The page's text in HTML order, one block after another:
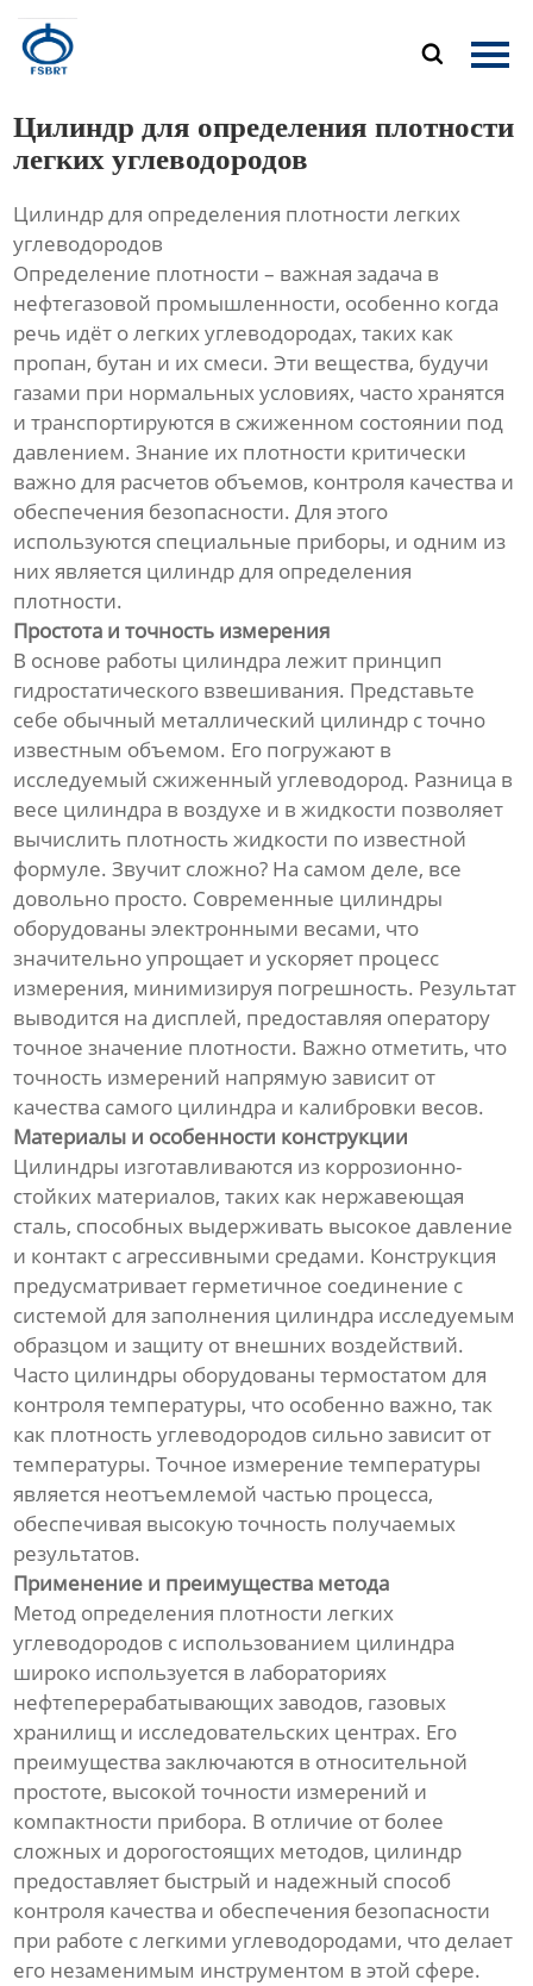

Главная
Новости
Контакты
Цилиндр для определения плотности
легких углеводородов
Цилиндр для определения плотности легких
углеводородов
Определение плотности – важная задача в
нефтегазовой промышленности, особенно когда
речь идёт о легких углеводородах, таких как
пропан, бутан и их смеси. Эти вещества, будучи
газами при нормальных условиях, часто хранятся
и транспортируются в сжиженном состоянии под
давлением. Знание их плотности критически
важно для расчетов объемов, контроля качества и
обеспечения безопасности. Для этого
используются специальные приборы, и одним из
них является цилиндр для определения
плотности.
Простота и точность измерения
В основе работы цилиндра лежит принцип
гидростатического взвешивания. Представьте
себе обычный металлический цилиндр с точно
известным объемом. Его погружают в
исследуемый сжиженный углеводород. Разница в
весе цилиндра в воздухе и в жидкости позволяет
вычислить плотность жидкости по известной
формуле. Звучит сложно? На самом деле, все
довольно просто. Современные цилиндры
оборудованы электронными весами, что
значительно упрощает и ускоряет процесс
измерения, минимизируя погрешность. Результат
выводится на дисплей, предоставляя оператору
точное значение плотности. Важно отметить, что
точность измерений напрямую зависит от
качества самого цилиндра и калибровки весов.
Материалы и особенности конструкции
Цилиндры изготавливаются из коррозионно-
стойких материалов, таких как нержавеющая
сталь, способных выдерживать высокое давление
и контакт с агрессивными средами. Конструкция
предусматривает герметичное соединение с
системой для заполнения цилиндра исследуемым
образцом и защиту от внешних воздействий.
Часто цилиндры оборудованы термостатом для
контроля температуры, что особенно важно, так
как плотность углеводородов сильно зависит от
температуры. Точное измерение температуры
является неотъемлемой частью процесса,
обеспечивая высокую точность получаемых
результатов.
Применение и преимущества метода
Метод определения плотности легких
углеводородов с использованием цилиндра
широко используется в лабораториях
нефтеперерабатывающих заводов, газовых
хранилищ и исследовательских центрах. Его
преимущества заключаются в относительной
простоте, высокой точности измерений и
компактности прибора. В отличие от более
сложных и дорогостоящих методов, цилиндр
предоставляет быстрый и надежный способ
контроля качества и обеспечения безопасности
при работе с легкими углеводородами, что делает
его незаменимым инструментом в этой сфере.